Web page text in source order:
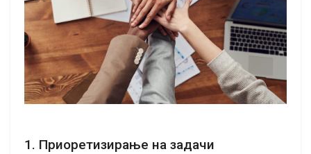
1. Приоретизирање на задачи